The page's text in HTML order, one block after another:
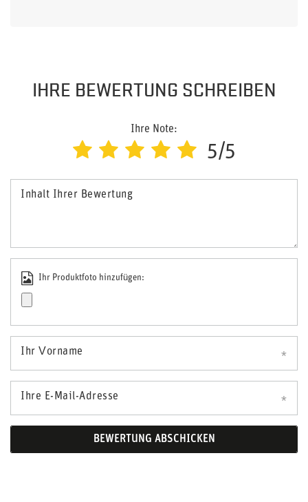
IHRE BEWERTUNG SCHREIBEN
Ihre Note:
5/5
Inhalt Ihrer Bewertung
Ihr Produktfoto hinzufügen:
Ihr Vorname
Ihre E-Mail-Adresse
BEWERTUNG ABSCHICKEN